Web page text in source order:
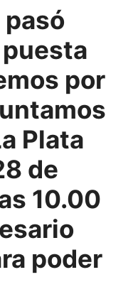
por
Plata
de
10.00
poder